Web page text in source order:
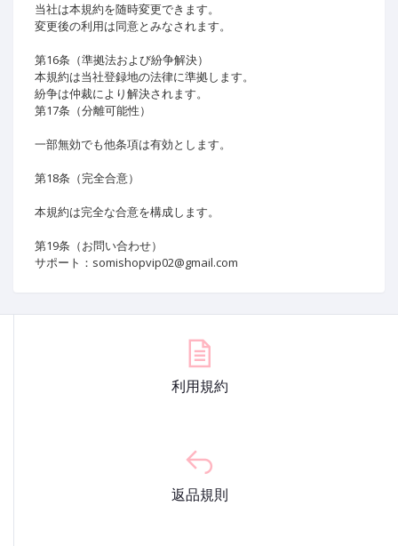
当社は本規約を随時変更できます。
変更後の利用は同意とみなされます。
第16条（準拠法および紛争解決）
本規約は当社登録地の法律に準拠します。
紛争は仲裁により解決されます。
第17条（分離可能性）
一部無効でも他条項は有効とします。
第18条（完全合意）
本規約は完全な合意を構成します。
第19条（お問い合わせ）
サポート：somishopvip02@gmail.com
利用規約
返品規則